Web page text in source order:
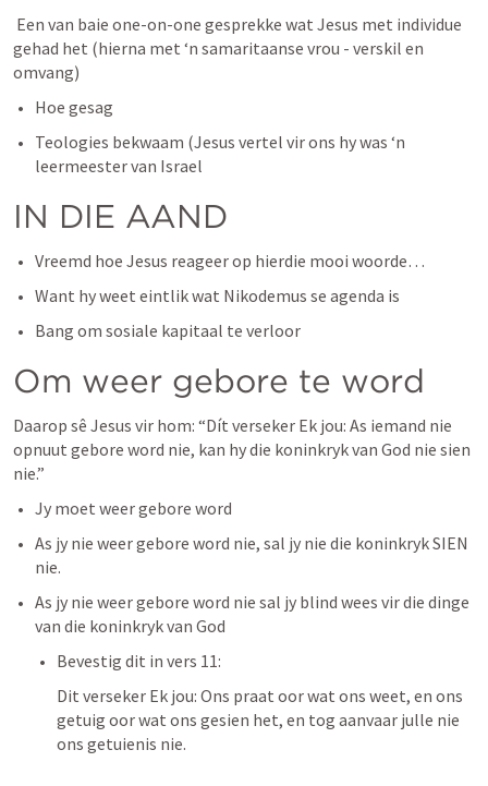
gehad het (hierna met ‘n samaritaanse vrou - verskil en
omvang)
Hoe gesag
Teologies bekwaam (Jesus vertel vir ons hy was ‘n
leermeester van Israel
IN DIE AAND
Vreemd hoe Jesus reageer op hierdie mooi woorde…
Want hy weet eintlik wat Nikodemus se agenda is
Bang om sosiale kapitaal te verloor
Om weer gebore te word
Daarop sê Jesus vir hom: “Dít verseker Ek jou: As iemand nie
opnuut gebore word nie, kan hy die koninkryk van God nie sien
nie.”
Jy moet weer gebore word
As jy nie weer gebore word nie, sal jy nie die koninkryk SIEN
nie.
As jy nie weer gebore word nie sal jy blind wees vir die dinge
van die koninkryk van God
Bevestig dit in vers 11:
Dit verseker Ek jou: Ons praat oor wat ons weet, en ons
getuig oor wat ons gesien het, en tog aanvaar julle nie
ons getuienis nie.